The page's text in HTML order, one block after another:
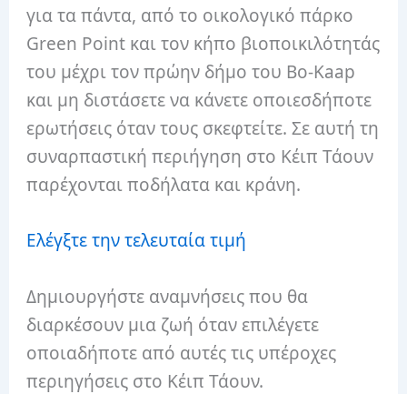
για τα πάντα, από το οικολογικό πάρκο
Green Point και τον κήπο βιοποικιλότητάς
του μέχρι τον πρώην δήμο του Bo-Kaap
και μη διστάσετε να κάνετε οποιεσδήποτε
ερωτήσεις όταν τους σκεφτείτε. Σε αυτή τη
συναρπαστική περιήγηση στο Κέιπ Τάουν
παρέχονται ποδήλατα και κράνη.
Ελέγξτε την τελευταία τιμή
Δημιουργήστε αναμνήσεις που θα
διαρκέσουν μια ζωή όταν επιλέγετε
οποιαδήποτε από αυτές τις υπέροχες
περιηγήσεις στο Κέιπ Τάουν.